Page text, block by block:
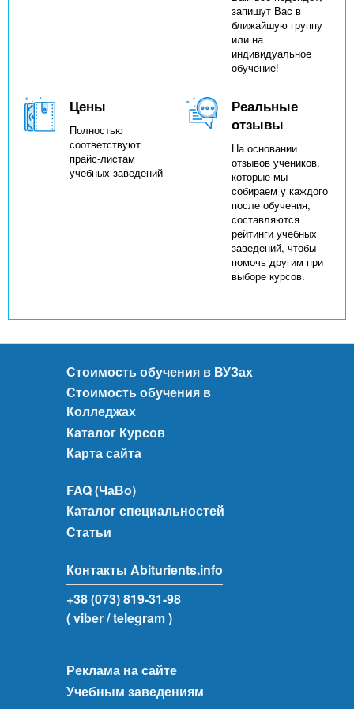
запишут Вас в
ближайшую группу
или на
индивидуальное
обучение!
Цены
Полностью
соответствуют
прайс-листам
учебных заведений
Реальные
отзывы
На основании
отзывов учеников,
которые мы
собираем у каждого
после обучения,
составляются
рейтинги учебных
заведений, чтобы
помочь другим при
выборе курсов.
Стоимость обучения в ВУЗах
Стоимость обучения в
Колледжах
Каталог Курсов
Карта сайта
FAQ (ЧаВо)
Каталог специальностей
Статьи
Контакты Abiturients.info
+38 (073) 819-31-98
( viber/ telegram )
Реклама на сайте
Учебным заведениям